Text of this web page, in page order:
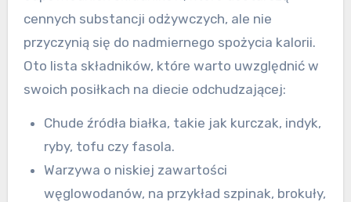
cennych substancji odżywczych, ale nie
przyczynią się do nadmiernego spożycia kalorii.
Oto lista składników, które warto uwzględnić w
swoich posiłkach na diecie odchudzającej:
Chude źródła białka, takie jak kurczak, indyk,
ryby, tofu czy fasola.
Warzywa o niskiej zawartości
węglowodanów, na przykład szpinak, brokuły,